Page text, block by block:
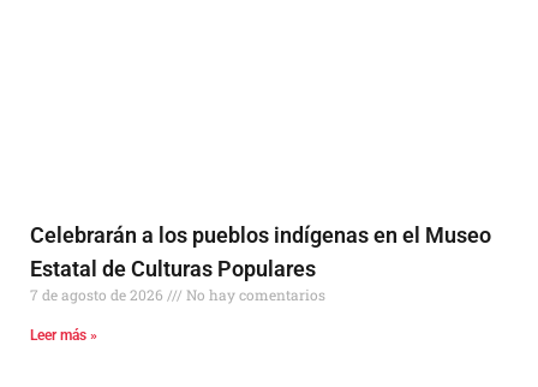
Celebrarán a los pueblos indígenas en el Museo
Estatal de Culturas Populares
7 de agosto de 2026 No hay comentarios
Leer más »